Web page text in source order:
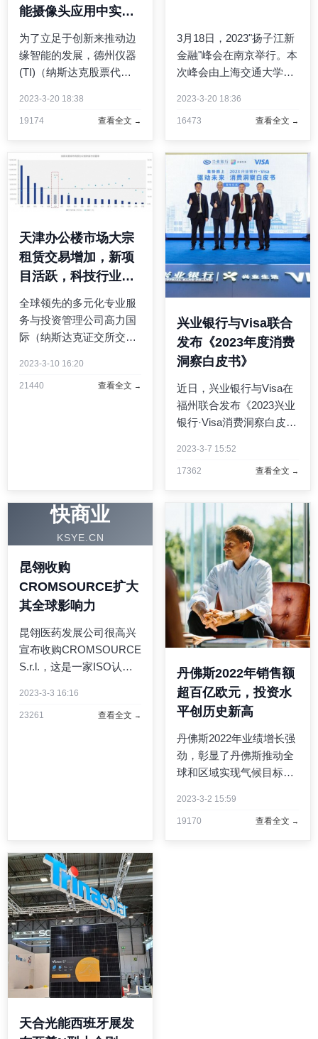
能摄像头应用中实现
可扩展的边缘 AI 性能
为了立足于创新来推动边
缘智能的发展，德州仪器
(TI)（纳斯达克股票代
理器组成的全新系列，使
铃、机器视觉和自主移动
机器人等应用中，以更 ...
2023-3-20 18:38
19174 查看全文
3月18日，2023"扬子江新
金融"峰会在南京举行。本
次峰会由上海交通大学上
委员会主办，高金（南京
基地、南京江北新区中央
商务区建设管理办公室承
2023-3-20 18:36
16473 查看全文
天津办公楼市场大宗
租赁交易增加，新项
目活跃，科技行业保
持韧性
全球领先的多元化专业服
务与投资管理公司高力国
际（纳斯达克证交所交易
2022年天津办公楼市场表
2023-3-10 16:20
21440 查看全文
兴业银行与Visa联合
发布《2023年度消费
洞察白皮书》
近日，兴业银行与Visa在
福州联合发布《2023兴业
银行·Visa消费洞察白皮
化的最新消费趋势，为进
消费提供助力。Visa全球
副总裁、中国区总裁尹小
龙、 ...
2023-3-7 15:52
17362 查看全文
快商业
KSYE.CN
昆翎收购
CROMSOURCE扩大
其全球影响力
昆翎医药发展公司很高兴
宣布收购CROMSOURCE
S.r.l.，这是一家ISO认证
利维罗纳，美国总部位于
2023-3-3 16:16
23261 查看全文
丹佛斯2022年销售额
超百亿欧元，投资水
平创历史新高
丹佛斯2022年业绩增长强
劲，彰显了丹佛斯推动全
球和区域实现气候目标的
2023-3-2 15:59
19170 查看全文
天合光能西班牙展发